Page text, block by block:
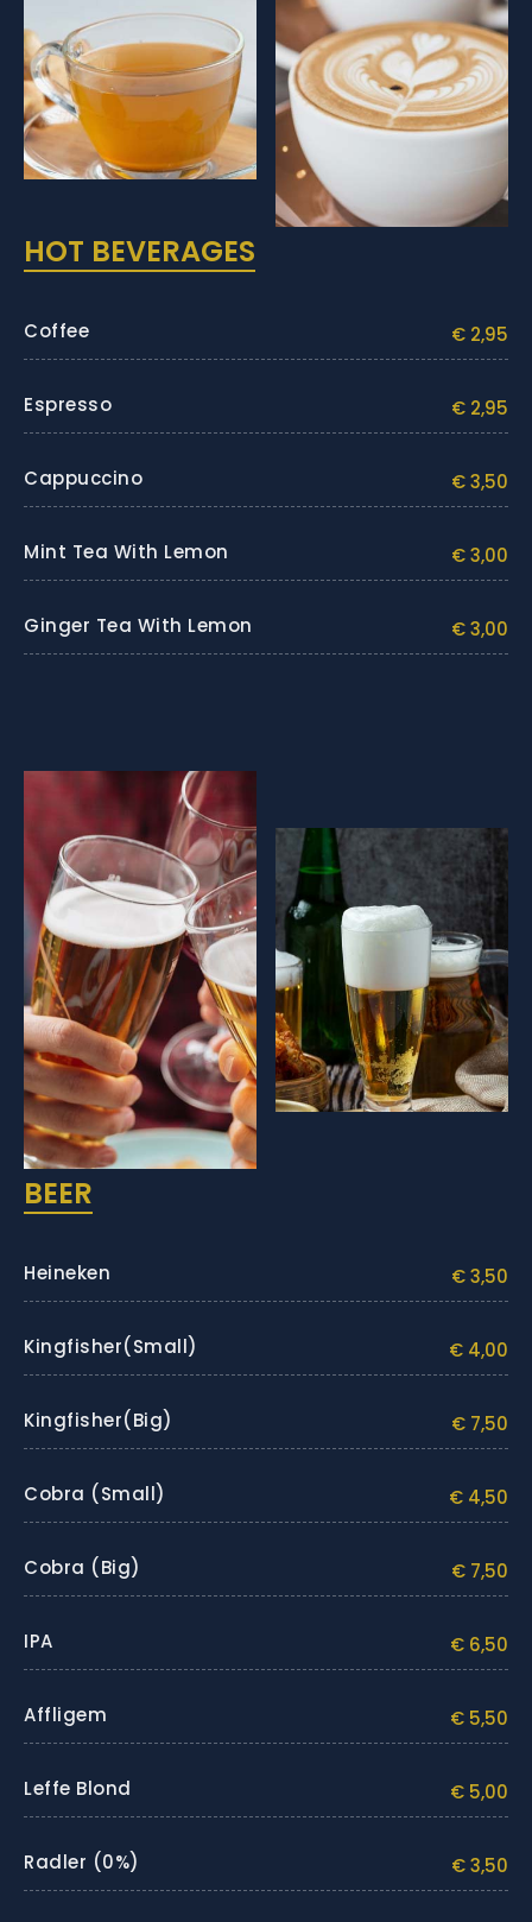
HOT BEVERAGES
Coffee € 2,95
Espresso € 2,95
Cappuccino € 3,50
Mint Tea With Lemon € 3,00
Ginger Tea With Lemon € 3,00
BEER
Heineken € 3,50
Kingfisher(small) € 4,00
Kingfisher(big) € 7,50
Cobra (small) € 4,50
Cobra (big) € 7,50
IPA € 6,50
Affligem € 5,50
Leffe Blond € 5,00
Radler (0%) € 3,50